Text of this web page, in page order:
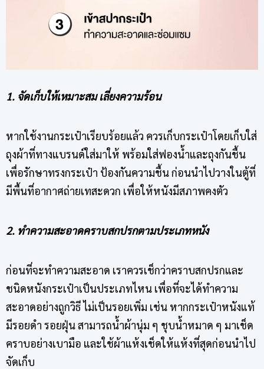
1. จัดเก็บให้เหมาะสม เลี่ยงความร้อน
หากใช้งานกระเป๋าเรียบร้อยแล้ว ควรเก็บกระเป๋าโดยเก็บใส่
ถุงผ้าที่ทางแบรนด์ใส่มาให้ พร้อมใส่ฟองน้ำและถุงกันชื้น
เพื่อรักษาทรงกระเป๋า ป้องกันความชื้น ก่อนนำไปวางในตู้ที่
มีพื้นที่อากาศถ่ายเทสะดวก เพื่อให้หนังมีสภาพคงตัว
2. ทำความสะอาดคราบสกปรกตามประเภทหนัง
ก่อนที่จะทำความสะอาด เราควรเช็กว่าคราบสกปรกและ
ชนิดหนังกระเป๋าเป็นประเภทไหน เพื่อที่จะได้ทำความ
สะอาดอย่างถูกวิธี ไม่เป็นรอยเพิ่ม เช่น หากกระเป๋าหนังแท้
มีรอยดำ รอยฝุ่น สามารถน้ำผ้านุ่ม ๆ ชุบน้ำหมาด ๆ มาเช็ด
คราบอย่างเบามือ และใช้ผ้าแห้งเช็ดให้แห้งที่สุดก่อนนำไป
จัดเก็บ